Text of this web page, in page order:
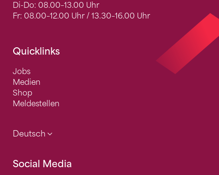
Di-Do: 08.00–13.00 Uhr
Fr: 08.00–12.00 Uhr / 13.30–16.00 Uhr
Quicklinks
Jobs
Medien
Shop
Meldestellen
Deutsch
Social Media